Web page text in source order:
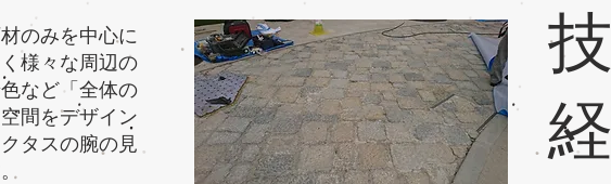
のみを中心に
様々な周辺の
など「全体の
間をデザイン
タスの腕の見